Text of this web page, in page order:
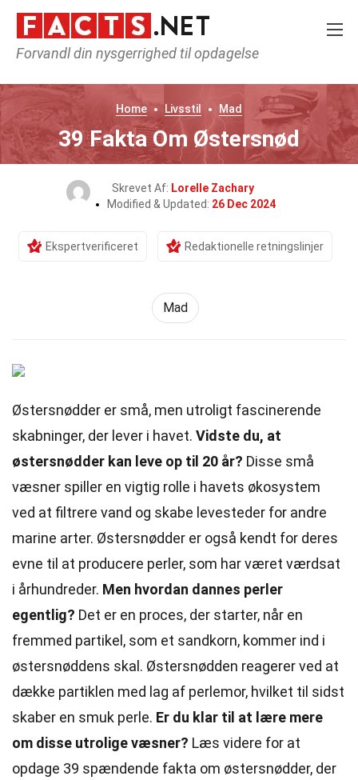
Forvandl din nysgerrighed til opdagelse
Home Livsstil Mad
39 Fakta Om Østersnød
Skrevet Af: Lorelle Zachary
Modified & Updated: 26 Dec 2024
Ekspertverificeret Redaktionelle retningslinjer
Mad
Østersnødder er små, men utroligt fascinerende
skabninger, der lever i havet. Vidste du, at
østersnødder kan leve op til 20 år? Disse små
væsner spiller en vigtig rolle i havets økosystem
ved at filtrere vand og skabe levesteder for andre
marine arter. Østersnødder er også kendt for deres
evne til at producere perler, som har været værdsat
i århundreder. Men hvordan dannes perler
egentlig? Det er en proces, der starter, når en
fremmed partikel, som et sandkorn, kommer ind i
østersnøddens skal. Østersnødden reagerer ved at
dække partiklen med lag af perlemor, hvilket til sidst
skaber en smuk perle. Er du klar til at lære mere
om disse utrolige væsner? Læs videre for at
opdage 39 spændende fakta om østersnødder, der